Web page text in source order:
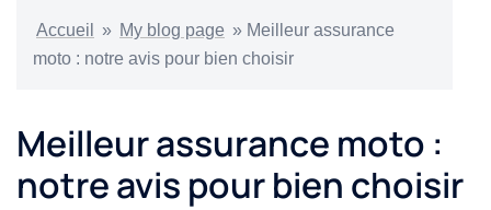
Accueil » My blog page » Meilleur assurance
moto : notre avis pour bien choisir
Meilleur assurance moto :
notre avis pour bien choisir